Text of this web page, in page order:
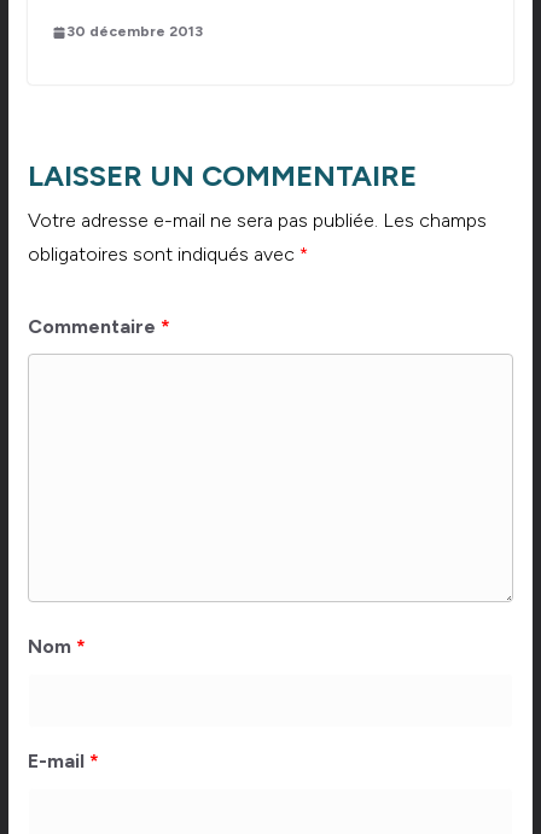
30 décembre 2013
LAISSER UN COMMENTAIRE
Votre adresse e-mail ne sera pas publiée. Les champs
obligatoires sont indiqués avec *
Commentaire *
Nom *
E-mail *